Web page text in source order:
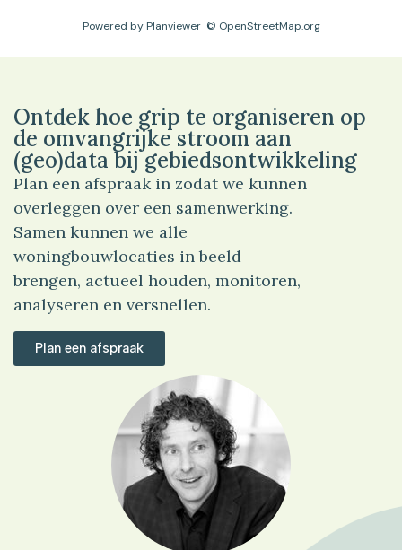
Powered by Planviewer© OpenStreetMap.org
Ontdek hoe grip te organiseren op
de omvangrijke stroom aan
(geo)data bij gebiedsontwikkeling
Plan een afspraak in zodat we kunnen
overleggen over een samenwerking.
Samen kunnen we alle
woningbouwlocaties in beeld
brengen, actueel houden, monitoren,
analyseren en versnellen.
Plan een afspraak